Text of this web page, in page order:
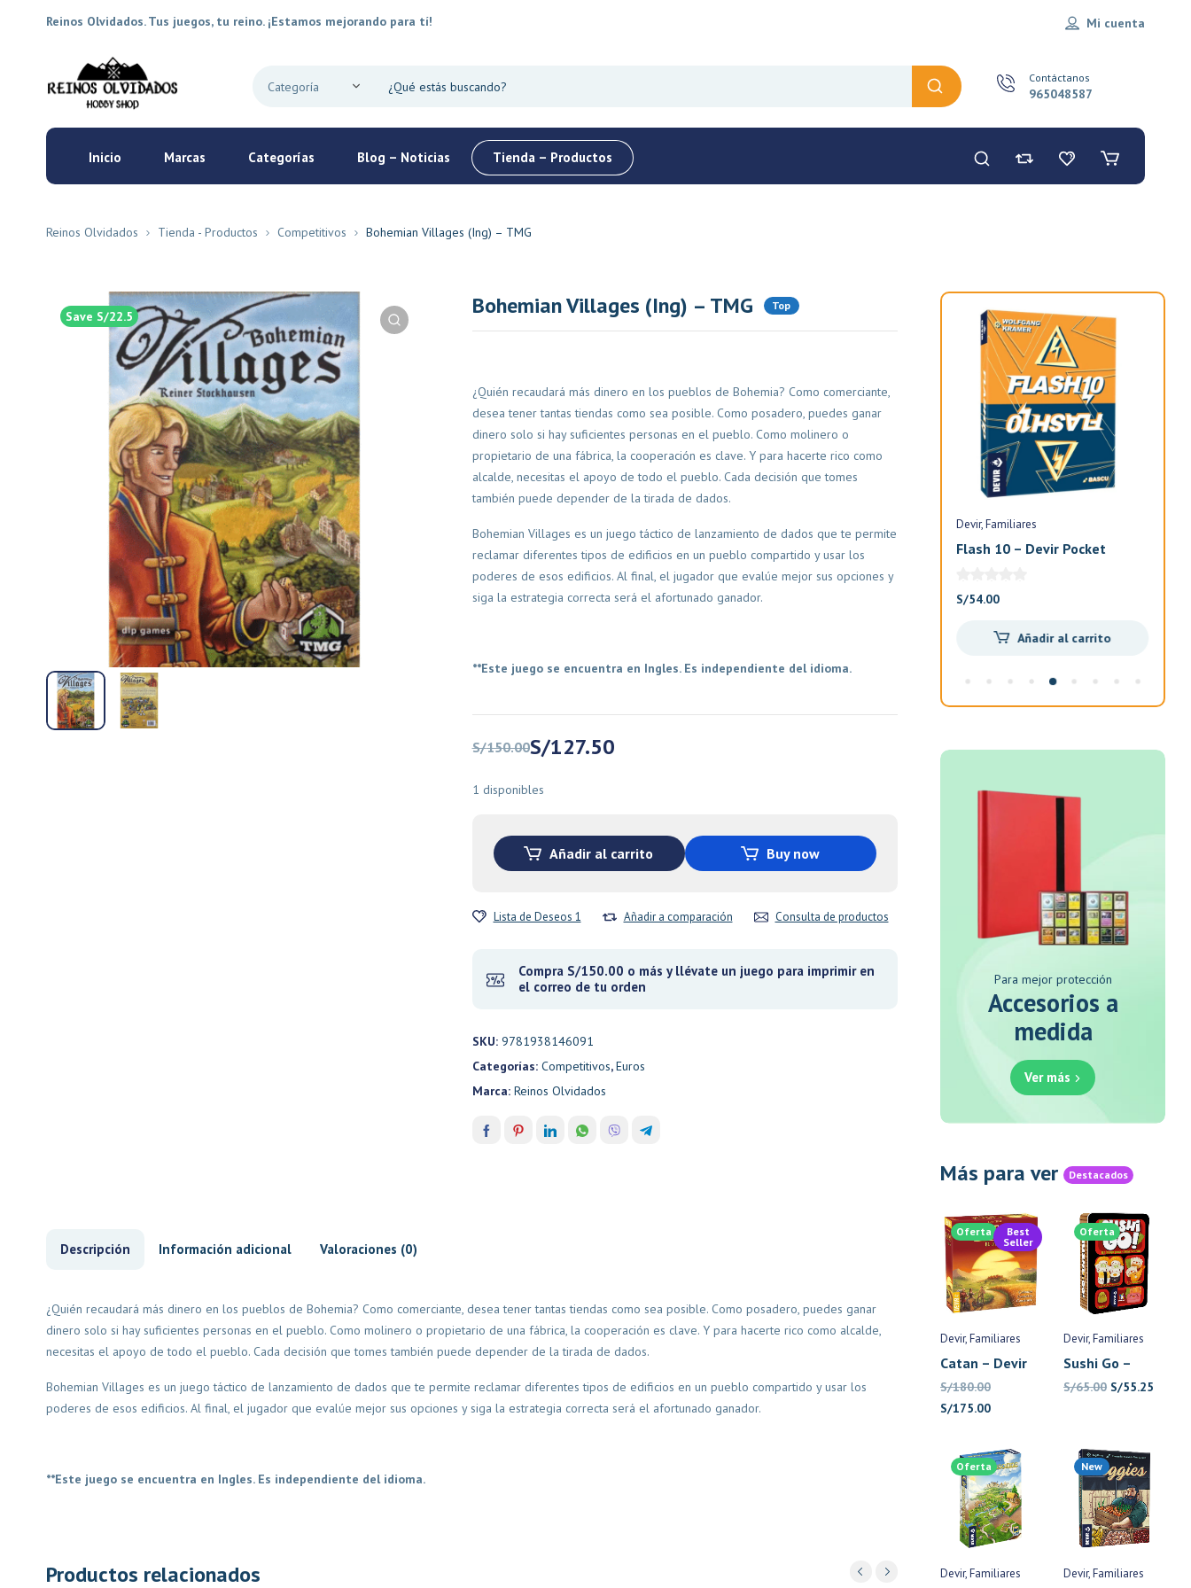
Reinos Olvidados. Tus juegos, tu reino. ¡Estamos mejorando para tí! Mi cuenta
Contáctanos
965048587
Inicio Marcas Categorías Blog – Noticias Tienda – Productos
Reinos Olvidados Tienda - Productos Competitivos Bohemian Villages (Ing) – TMG
Save S/22.5 Bohemian Villages (Ing) – TMG Top
¿Quién recaudará más dinero en los pueblos de Bohemia? Como comerciante,
desea tener tantas tiendas como sea posible. Como posadero, puedes ganar
dinero solo si hay suficientes personas en el pueblo. Como molinero o
propietario de una fábrica, la cooperación es clave. Y para hacerte rico como
alcalde, necesitas el apoyo de todo el pueblo. Cada decisión que tomes
también puede depender de la tirada de dados.
Bohemian Villages es un juego táctico de lanzamiento de dados que te permite
reclamar diferentes tipos de edificios en un pueblo compartido y usar los
poderes de esos edificios. Al final, el jugador que evalúe mejor sus opciones y
siga la estrategia correcta será el afortunado ganador.
**Este juego se encuentra en Ingles. Es independiente del idioma.
S/150.00
El
original
S/150.00.
S/127.50
El
actual
S/127.50.
1 disponibles
Añadir al carrito Buy now
Lista de Deseos 1 Añadir a comparación Consulta de productos
Compra S/150.00 o más y llévate un juego para imprimir en
el correo de tu orden
SKU: 9781938146091
Categorías: Competitivos,Euros
Marca: Reinos Olvidados
Descripción Información adicional Valoraciones (0)
¿Quién recaudará más dinero en los pueblos de Bohemia? Como comerciante, desea tener tantas tiendas como sea posible. Como posadero, puedes ganar
dinero solo si hay suficientes personas en el pueblo. Como molinero o propietario de una fábrica, la cooperación es clave. Y para hacerte rico como alcalde,
necesitas el apoyo de todo el pueblo. Cada decisión que tomes también puede depender de la tirada de dados.
Bohemian Villages es un juego táctico de lanzamiento de dados que te permite reclamar diferentes tipos de edificios en un pueblo compartido y usar los
poderes de esos edificios. Al final, el jugador que evalúe mejor sus opciones y siga la estrategia correcta será el afortunado ganador.
**Este juego se encuentra en Ingles. Es independiente del idioma.
Productos relacionados
Familiares
Virus – Mar Ludico
S/60.00
Leer más
New
Devir Familiares
Veggies – Devir Pocket
S/54.00
Ex Libris – Devir
S/280.00El
S/238.00El
Gigamon
S/100.00
era:
Devir Familiares
Flash 10 – Devir Pocket
S/54.00
Añadir al carrito
Para mejor protección
Accesorios a
medida
Ver más
Más para ver Destacados
Oferta
Best
Seller
Devir Familiares
Catan – Devir
S/180.00
El
original
era:
S/180.00.
S/175.00El
actual
es:
S/175.00.
Oferta
Devir Familiares
Sushi Go –
Devir
S/65.00 El
era:
S/65.00.
S/55.25
Oferta
Devir Familiares
New
Devir Familiares